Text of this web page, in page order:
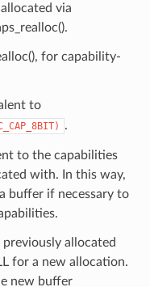
via
for capability-
to
.
to the capabilities
with. In this way,
buffer if necessary to
allocated
for a new allocation.
new buffer